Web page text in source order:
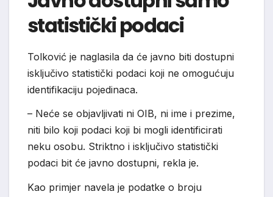
statistički podaci
Tolković je naglasila da će javno biti dostupni
isključivo statistički podaci koji ne omogućuju
identifikaciju pojedinaca.
– Neće se objavljivati ni OIB, ni ime i prezime,
niti bilo koji podaci koji bi mogli identificirati
neku osobu. Striktno i isključivo statistički
podaci bit će javno dostupni, rekla je.
Kao primjer navela je podatke o broju